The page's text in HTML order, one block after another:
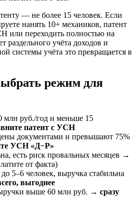
— не более 15 человек. Если
нанять 10+ механиков, патент
или переходить полностью на
учёта доходов и
системы учёта это превращается в
режим для
млн руб./год и меньше 15
патент с УСН
документами и превышают 75%
УСН «Д−Р»
есть риск провальных месяцев →
от факта)
5–6 человек, выручка стабильна
выгоднее
выше 60 млн руб. → сразу